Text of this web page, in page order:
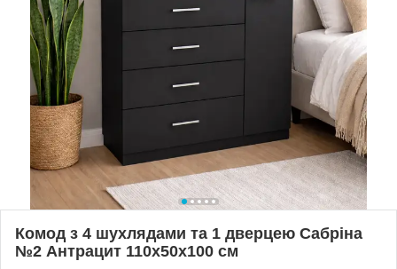
Комод з 4 шухлядами та 1 дверцею Сабріна
№2 Антрацит 110х50х100 см